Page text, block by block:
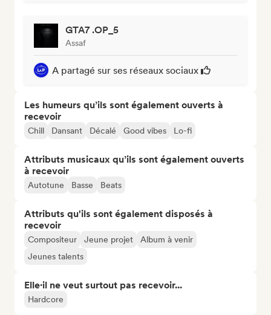
GTA7 .OP_5
Assaf
A partagé sur ses réseaux sociaux
Les humeurs qu’ils sont également ouverts à
recevoir
Chill Dansant Décalé Good vibes Lo-fi
Attributs musicaux qu’ils sont également ouverts
à recevoir
Autotune Basse Beats
Attributs qu'ils sont également disposés à
recevoir
Compositeur Jeune projet
Album à venir
Jeunes talents
Elle·il ne veut surtout pas recevoir...
Hardcore